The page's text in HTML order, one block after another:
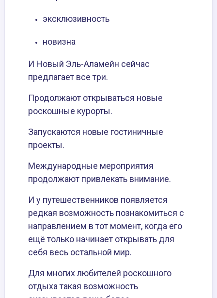
эксклюзивность
новизна
И Новый Эль-Аламейн сейчас
предлагает все три.
Продолжают открываться новые
роскошные курорты.
Запускаются новые гостиничные
проекты.
Международные мероприятия
продолжают привлекать внимание.
И у путешественников появляется
редкая возможность познакомиться с
направлением в тот момент, когда его
ещё только начинает открывать для
себя весь остальной мир.
Для многих любителей роскошного
отдыха такая возможность